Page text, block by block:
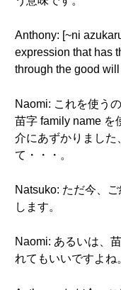
Anthony: [~ni
expression that has
through the good
Naomi: これを使う
苗字 family name を
介にあずかりまし
て・・・。
Natsuko: ただ今、
します。
Naomi: あるいは、
れてもいいですよね